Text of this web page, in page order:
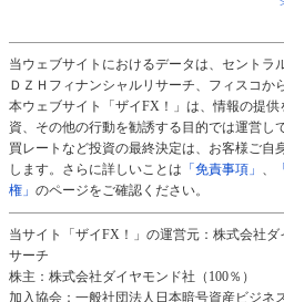
当ウェブサイトにおけるデータは、セントラ
ＤＺＨフィナンシャルリサーチ、フィスコか
本ウェブサイト「ザイFX！」は、情報の提
資、その他の行動を勧誘する目的では運営し
買レートなど投資の最終決定は、お客様ご自
します。さらに詳しいことは 「免責事項」
権」 のページをご確認ください。
当サイト「ザイFX！」の運営元：株式会社
サーチ
株主：株式会社ダイヤモンド社（100％）
加入協会：一般社団法人日本暗号資産ビジネ